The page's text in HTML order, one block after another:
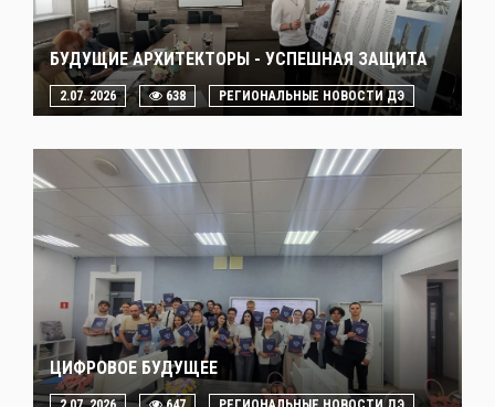
БУДУЩИЕ АРХИТЕКТОРЫ - УСПЕШНАЯ ЗАЩИТА
2.07. 2026 638 РЕГИОНАЛЬНЫЕ НОВОСТИ ДЭ
ЦИФРОВОЕ БУДУЩЕЕ